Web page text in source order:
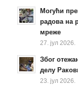
Могући
радова на
мреже
27. јул 2026.
Због
делу
23. јул 2026.